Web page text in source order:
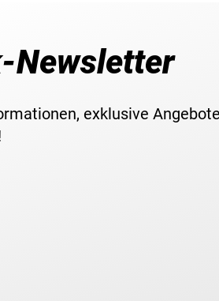
Newsletter
exklusive